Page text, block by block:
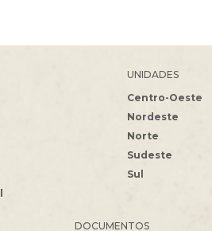
UNIDADES
Centro-Oeste
Nordeste
Norte
Sudeste
Sul
DOCUMENTOS